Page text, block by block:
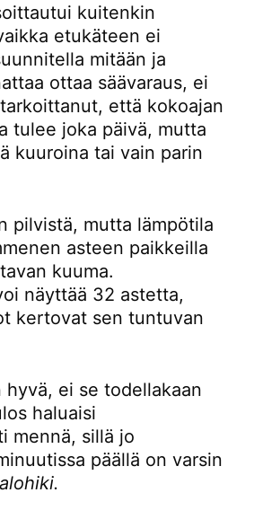
kuitenkin
etukäteen ei
mitään ja
ottaa säävaraus, ei
että kokoajan
tulee joka päivä, mutta
kuuroina tai vain parin
pilvistä, mutta lämpötila
asteen paikkeilla
kuuma.
näyttää 32 astetta,
kertovat sen tuntuvan
hyvä, ei se todellakaan
haluaisi
mennä, sillä jo
päällä on varsin